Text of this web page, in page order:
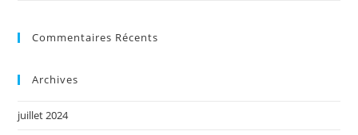
Commentaires Récents
Archives
juillet 2024